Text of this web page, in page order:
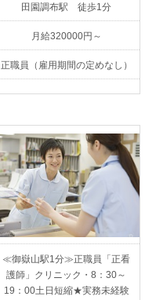
田園調布駅 徒歩1分
月給320000円～
正職員（雇用期間の定めなし）
≪御嶽山駅1分≫正職員「正看
護師」クリニック・8：30～
19：00土日短縮★実務未経験